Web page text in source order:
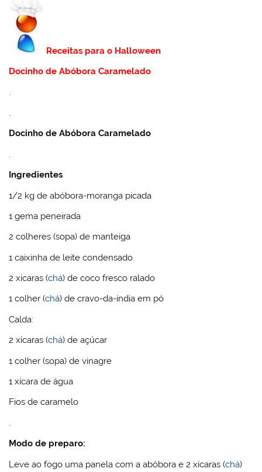
Receitas para o Halloween
Docinho de Abóbora Caramelado
.
Docinho de Abóbora Caramelado
.
Ingredientes
1/2 kg de abóbora-moranga picada
1 gema peneirada
2 colheres (sopa) de manteiga
1 caixinha de leite condensado
2 xícaras (chá) de coco fresco ralado
1 colher (chá) de cravo-da-índia em pó
Calda:
2 xícaras (chá) de açúcar
1 colher (sopa) de vinagre
1 xícara de água
Fios de caramelo
.
Modo de preparo:
Leve ao fogo uma panela com a abóbora e 2 xícaras (chá)